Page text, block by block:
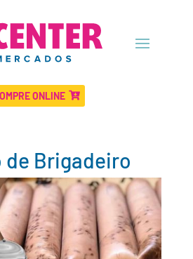
ONLINE
de Brigadeiro